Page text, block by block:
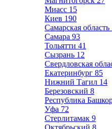
Миасс 15
Киев 190
Самарская область
Самара 93
Тольятти 41
Сызрань 12
Свердловская
Екатеринбург 85
Нижний Тагил 14
Березовский 8
Республика
Уфа 72
Стерлитамак 9
Октябрьский 8